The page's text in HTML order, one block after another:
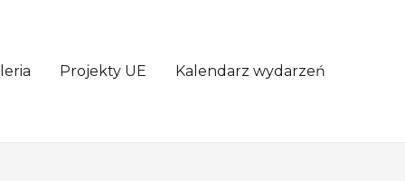
Projekty UE Kalendarz wydarzeń